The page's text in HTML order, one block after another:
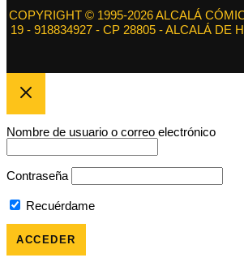
COPYRIGHT © 1995-2026 ALCALÁ
19 - 918834927 - CP 28805 - ALCALÁ DE
Nombre de usuario o correo electrónico
Contraseña
Recuérdame